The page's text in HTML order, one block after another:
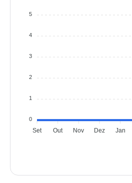
5
4
3
2
1
0
Set Out Nov Dez Jan